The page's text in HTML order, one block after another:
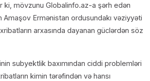
ki, mövzunu Globalinfo.az-a şərh edən
Amaşov Ermənistan ordusundakı vəziyyəti
arxasında dayanan güclərdən söz
subyektlik baxımından ciddi problemləri
kimin tərəfindən və hansı